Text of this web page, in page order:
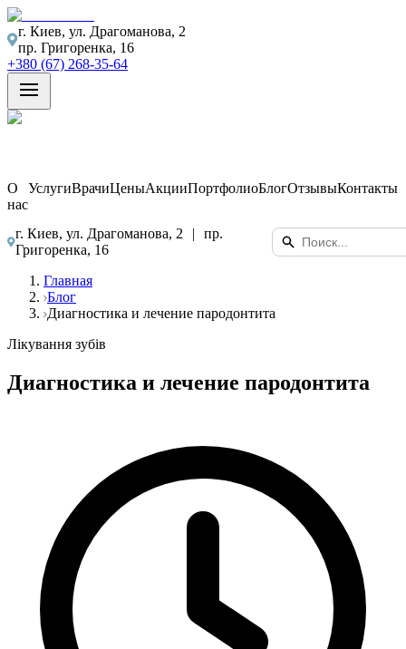
г. Киев, ул. Драгоманова, 2
пр. Григоренка, 16
+380 (67) 268-35-64
О
нас
УслугиВрачиЦеныАкцииПортфолиоБлогОтзывыКонтакты
г. Киев, ул. Драгоманова, 2 |
пр.
Григоренка, 16
Главная
Блог
Диагностика и лечение пародонтита
Лікування зубів
Диагностика и лечение пародонтита